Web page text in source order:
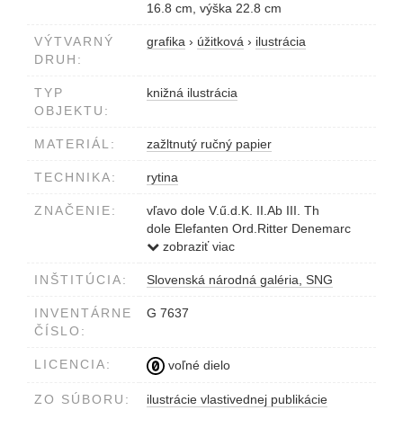
16.8 cm, výška 22.8 cm
VÝTVARNÝ
DRUH:
grafika › úžitková › ilustrácia
TYP
OBJEKTU:
knižná ilustrácia
MATERIÁL: zažltnutý ručný papier
TECHNIKA: rytina
ZNAČENIE:
vľavo dole V.ű.d.K. II.Ab III. Th
dole Elefanten Ord.Ritter Denemarc
1474
vpravo hore Tab.108
zobraziť viac
INŠTITÚCIA: Slovenská národná galéria, SNG
INVENTÁRNE
ČÍSLO:
G 7637
LICENCIA: voľné dielo
ZO SÚBORU: ilustrácie vlastivednej publikácie